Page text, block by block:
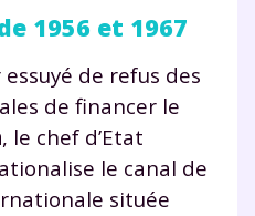
1956 et 1967
de refus des
de financer le
, le chef d’Etat
le canal de
située